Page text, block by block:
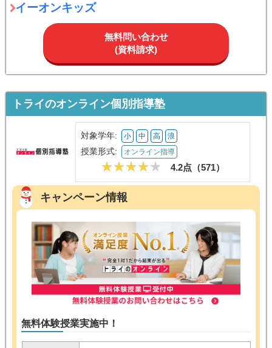
イーオンキッズ
無料問い合わせ
(資料請求)
トライのオンライン個別指導塾
対象学年: 小 中 高 浪
授業形式: オンライン指導
4.2点（571）
キャンペーン情報
無料体験授業実施中！